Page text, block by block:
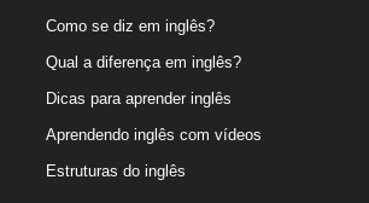
Como se diz em inglês?
Qual a diferença em inglês?
Dicas para aprender inglês
Aprendendo inglês com vídeos
Estruturas do inglês